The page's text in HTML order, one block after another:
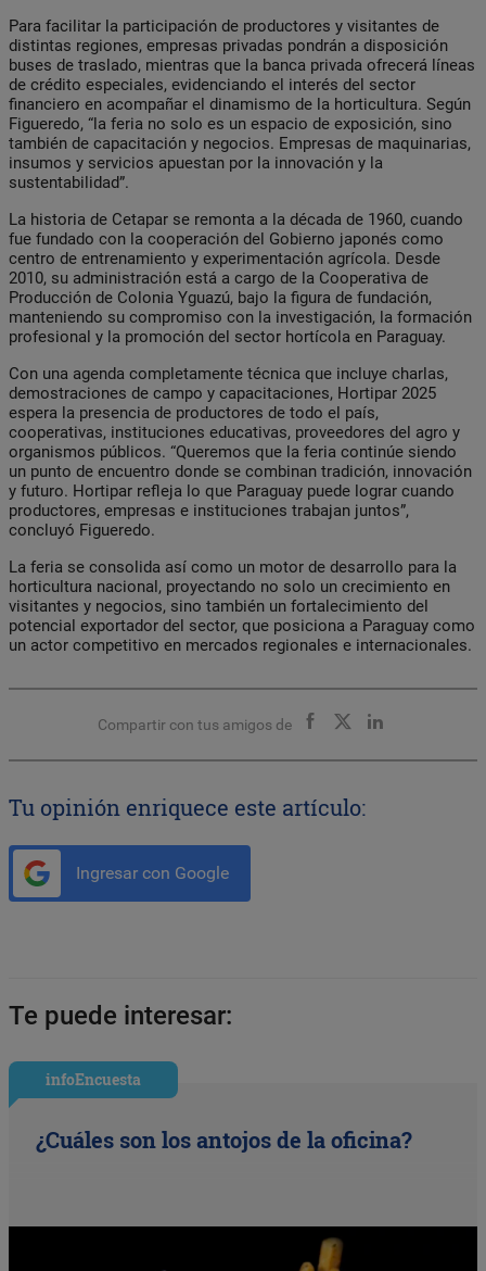
Para facilitar la participación de productores y visitantes de
distintas regiones, empresas privadas pondrán a disposición
buses de traslado, mientras que la banca privada ofrecerá líneas
de crédito especiales, evidenciando el interés del sector
financiero en acompañar el dinamismo de la horticultura. Según
Figueredo, “la feria no solo es un espacio de exposición, sino
también de capacitación y negocios. Empresas de maquinarias,
insumos y servicios apuestan por la innovación y la
sustentabilidad”.
La historia de Cetapar se remonta a la década de 1960, cuando
fue fundado con la cooperación del Gobierno japonés como
centro de entrenamiento y experimentación agrícola. Desde
2010, su administración está a cargo de la Cooperativa de
Producción de Colonia Yguazú, bajo la figura de fundación,
manteniendo su compromiso con la investigación, la formación
profesional y la promoción del sector hortícola en Paraguay.
Con una agenda completamente técnica que incluye charlas,
demostraciones de campo y capacitaciones, Hortipar 2025
espera la presencia de productores de todo el país,
cooperativas, instituciones educativas, proveedores del agro y
organismos públicos. “Queremos que la feria continúe siendo
un punto de encuentro donde se combinan tradición, innovación
y futuro. Hortipar refleja lo que Paraguay puede lograr cuando
productores, empresas e instituciones trabajan juntos”,
concluyó Figueredo.
La feria se consolida así como un motor de desarrollo para la
horticultura nacional, proyectando no solo un crecimiento en
visitantes y negocios, sino también un fortalecimiento del
potencial exportador del sector, que posiciona a Paraguay como
un actor competitivo en mercados regionales e internacionales.
Compartir con tus amigos de
Tu opinión enriquece este artículo:
Ingresar con Google
Te puede interesar:
infoEncuesta
¿Cuáles son los antojos de la oficina?